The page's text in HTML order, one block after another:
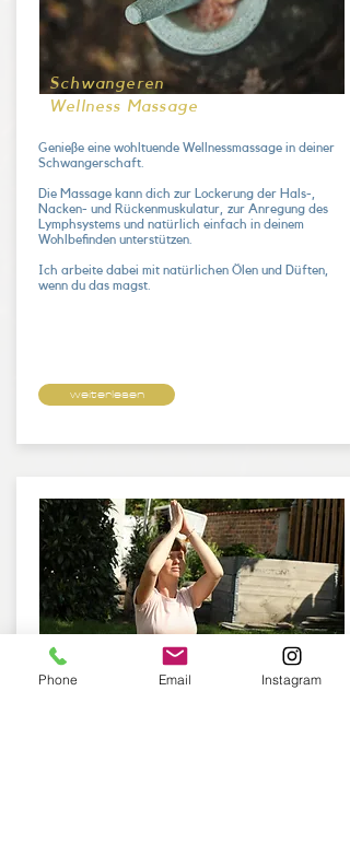
Schwangeren
Wellness Massage
Genieße eine wohltuende Wellnessmassage in deiner
Schwangerschaft.
Die Massage kann dich zur Lockerung der Hals-,
Nacken- und Rückenmuskulatur, zur Anregung des
Lymphsystems und natürlich einfach in deinem
Wohlbefinden unterstützen.
Ich arbeite dabei mit natürlichen Ölen und Düften,
wenn du das magst.
weiterlesen
Phone Email Instagram